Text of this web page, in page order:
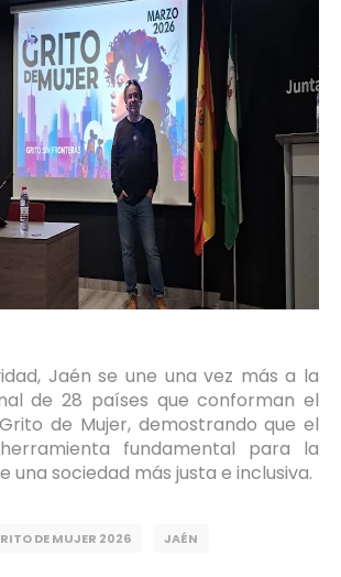
Jaén se une una vez más a la
de 28 países que conforman el
de Mujer, demostrando que el
fundamental para la
una sociedad más justa e inclusiva.
DE MUJER 2026 JAÉN